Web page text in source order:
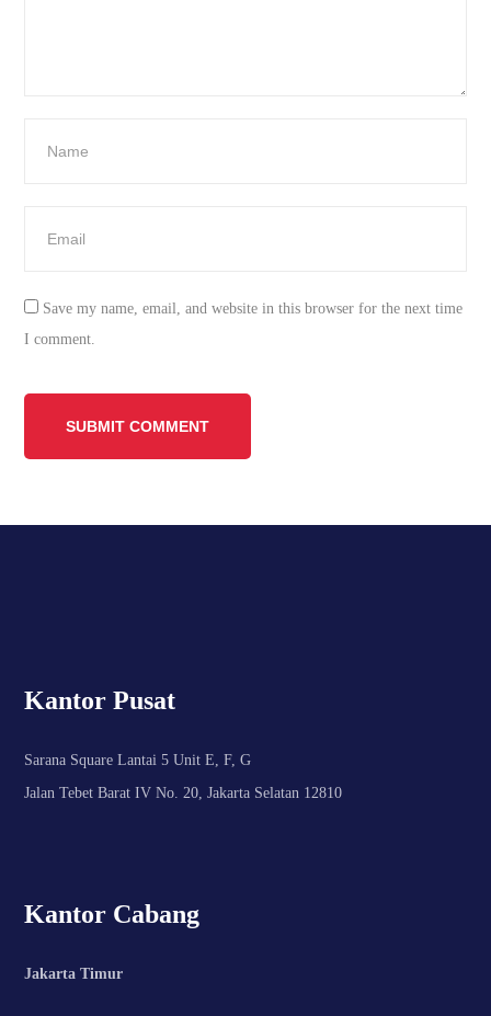
Save my name, email, and website in this browser for the next time
I comment.
Kantor Pusat
Sarana Square Lantai 5 Unit E, F, G
Jalan Tebet Barat IV No. 20, Jakarta Selatan 12810
Kantor Cabang
Jakarta Timur